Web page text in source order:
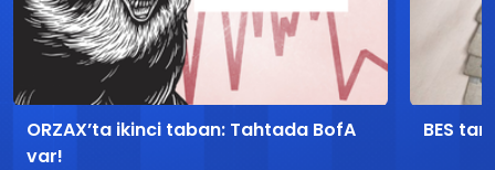
ORZAX’ta ikinci taban: Tahtada BofA
var!
BES